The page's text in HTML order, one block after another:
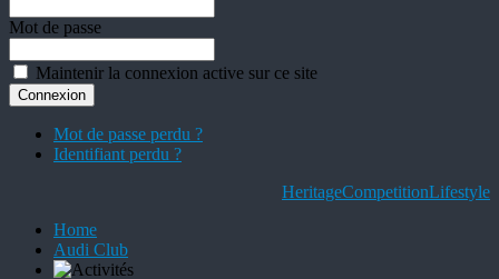
Mot de passe
Maintenir la connexion active sur ce site
Mot de passe perdu ?
Identifiant perdu ?
HeritageCompetitionLifestyle
Home
Audi Club